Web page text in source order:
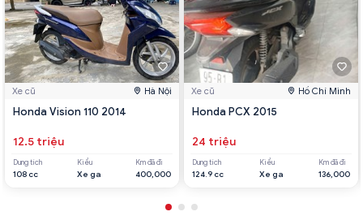
Xe cũ Hà Nội
Honda Vision 110 2014
12.5 triệu
Dung tích
108 cc
Kiểu
Xe ga
Km đã đi
400,000
Xe cũ Hồ Chí Minh
Honda PCX 2015
24 triệu
Dung tích
124.9 cc
Kiểu
Xe ga
Km đã đi
136,000